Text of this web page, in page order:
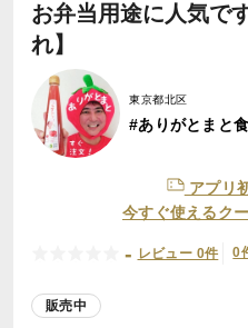
お弁当用途に人気で
れ】
東京都北区
#ありがとまと
アプリ
今すぐ使えるク
- レビュー 0件 0
販売中